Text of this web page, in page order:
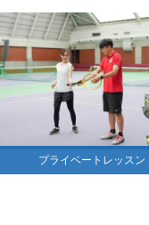
プライベートレッスン